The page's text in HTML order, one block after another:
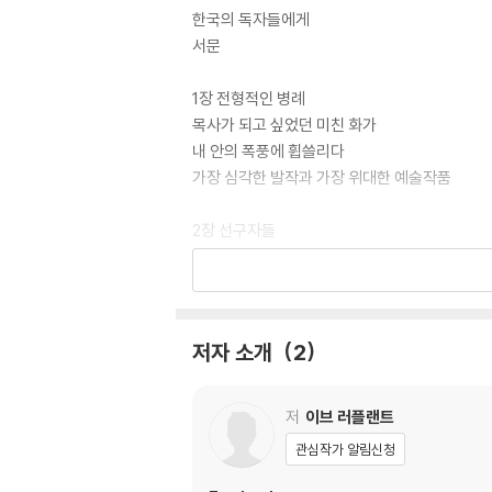
한국의 독자들에게
서문
1장 전형적인 병례
목사가 되고 싶었던 미친 화가
내 안의 폭풍에 휩쓸리다
가장 심각한 발작과 가장 위대한 예술작품
2장 선구자들
뇌와 마음을 비춰주는 특별한 병에 주목하다
집 앞에서 길을 잃다?찰리의 이야기
거울 나라의 앨리스?질의 이야기
의사보다도 환자를 잘 아는 환자?글로리아의 이
저자 소개 2
저 이브 러플랜트
관심작가 알림신청